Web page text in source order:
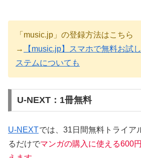
「music.jp」の登録方法はこちら
→
【music.jp】スマホで無料お試
ステムについても
U-NEXT：1冊無料
U-NEXTでは、31日間無料トライア
るだけでマンガの購入に使える600